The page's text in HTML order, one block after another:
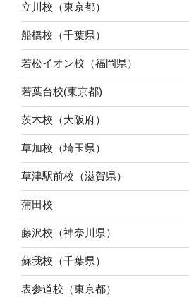
立川校（東京都）
船橋校（千葉県）
若松イオン校（福岡県）
若葉台校(東京都)
茨木校（大阪府）
草加校（埼玉県）
草津駅前校（滋賀県）
蒲田校
藤沢校（神奈川県）
蘇我校（千葉県）
表参道校（東京都）